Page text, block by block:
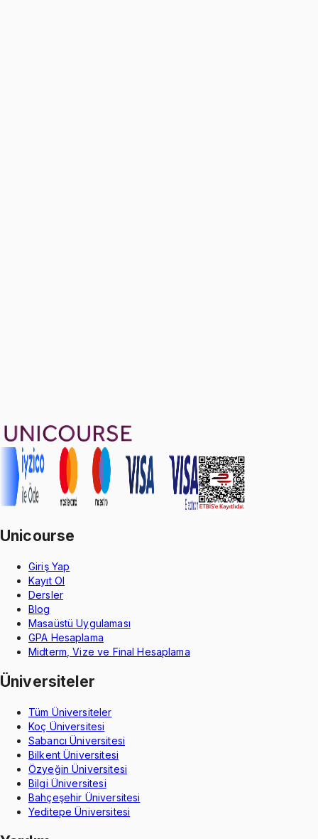
Unicourse
Giriş Yap
Kayıt Ol
Dersler
Blog
Masaüstü Uygulaması
GPA Hesaplama
Midterm, Vize ve Final Hesaplama
Üniversiteler
Tüm Üniversiteler
Koç Üniversitesi
Sabancı Üniversitesi
Bilkent Üniversitesi
Özyeğin Üniversitesi
Bilgi Üniversitesi
Bahçeşehir Üniversitesi
Yeditepe Üniversitesi